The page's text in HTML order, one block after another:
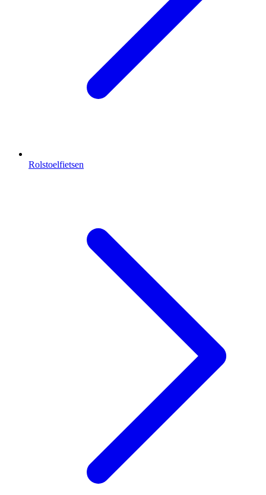
Rolstoelfietsen